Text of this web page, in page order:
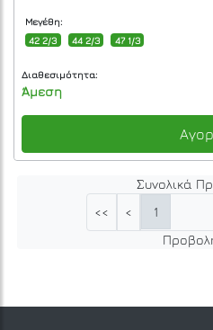
Μεγέθη:
42 2/3
44 2/3 47 1/3
Διαθεσιμότητα:
Άμεση
Συνολικά
<<
< 1